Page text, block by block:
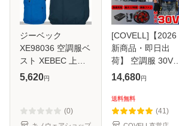
ジーベック
XE98036 空調服ベ
スト XEBEC 上部
ファン 遮熱 紫外線
5,620円
(0)
[COVELL]【2026
新商品・即日出
荷】 空調服 30V
26段階調節
調整可能 空調扇風
服 裏チタン加工 フ
ルセット 冷却服 作
14,680円
送料無料
(41)